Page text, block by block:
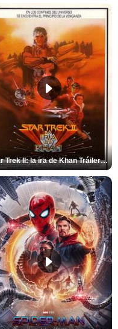
Star Trek II: la ira de Khan Tráiler VO